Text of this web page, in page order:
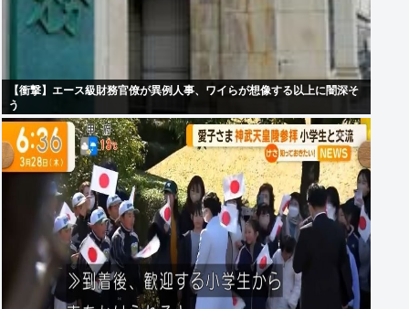
【衝撃】エース級財務官僚が異例人事、ワイらが想像する以上に闇深そ
う